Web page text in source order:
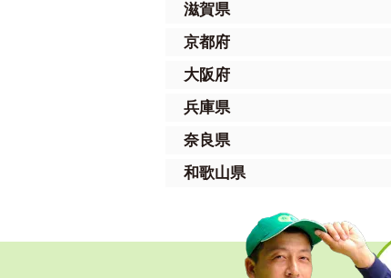
滋賀県
京都府
大阪府
兵庫県
奈良県
和歌山県